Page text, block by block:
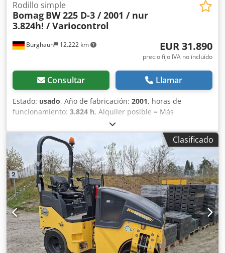
Burghaun 12.222 km
Rodillo simple
Bomag BW 225 D-3 / 2001 / nur
3.824h! / Variocontrol
EUR 31.890
precio fijo IVA no incluído
Consultar Llamar
Estado: usado, Año de fabricación: 2001, horas de
funcionamiento: 3.824 h, Alquiler posible = Más
información = Póngase en contacto con Tobias Ebert para
obtener más información. Crjdpfxozpdhzo Af Aof
Clasificado